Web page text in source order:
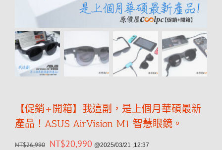
【促銷+開箱】我這副，是上個月華碩最新
產品！ASUS AirVision M1 智慧眼鏡。
NT$26,990 NT$20,990 @2025/03/21 ,12:37